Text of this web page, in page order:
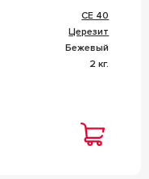
CE 40
Церезит
Бежевый
2 кг.